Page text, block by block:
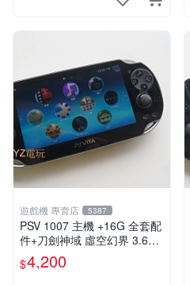
遊戲機 專賣店 5387
PSV 1007 主機 +16G 全套配
件+刀劍神域 虛空幻界 3.61
版本85成新 PSVita1007 一年
保修
$4,200